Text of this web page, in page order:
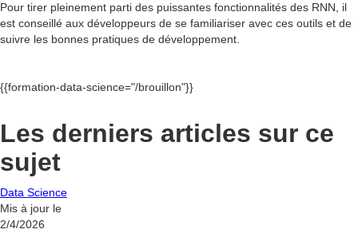
Pour tirer pleinement parti des puissantes fonctionnalités des RNN, il
est conseillé aux développeurs de se familiariser avec ces outils et de
suivre les bonnes pratiques de développement.
{{formation-data-science="/brouillon"}}
Les derniers articles sur ce
sujet
Data Science
Mis à jour le
2/4/2026